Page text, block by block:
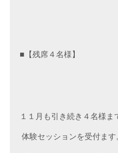
■【残席４名様 】
１１月も引き続き４名様ま
体験セッションを受付ます